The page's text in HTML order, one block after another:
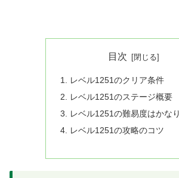
目次
レベル1251のクリア条件
レベル1251のステージ概要
レベル1251の難易度はかな
レベル1251の攻略のコツ